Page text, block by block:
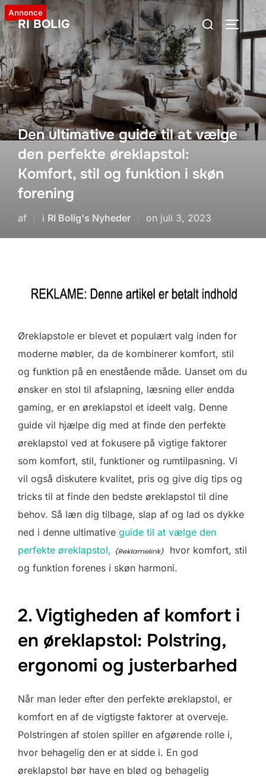
Videre
til
indhold
RI BOLIG
Søg
efter:
SLÅ
Annonce
Den ultimative guide til at vælge
den perfekte øreklapstol:
Komfort, stil og funktion i skøn
forening
af i RI Bolig's Nyheder on Udgivet
juli 3, 2023
Øreklapstole er blevet et populært valg inden for
moderne møbler, da de kombinerer komfort, stil
og funktion på en enestående måde. Uanset om du
ønsker en stol til afslapning, læsning eller endda
gaming, er en øreklapstol et ideelt valg. Denne
guide vil hjælpe dig med at finde den perfekte
øreklapstol ved at fokusere på vigtige faktorer
som komfort, stil, funktioner og rumtilpasning. Vi
vil også diskutere kvalitet, pris og give dig tips og
tricks til at finde den bedste øreklapstol til dine
behov. Så læn dig tilbage, slap af og lad os dykke
ned i denne ultimative guide til at vælge den
perfekte øreklapstol,
hvor komfort, stil
og funktion forenes i skøn harmoni.
2. Vigtigheden af komfort i
en øreklapstol: Polstring,
ergonomi og justerbarhed
Når man leder efter den perfekte øreklapstol, er
komfort en af de vigtigste faktorer at overveje.
Polstringen af stolen spiller en afgørende rolle i,
hvor behagelig den er at sidde i. En god
øreklapstol bør have en blød og behagelig